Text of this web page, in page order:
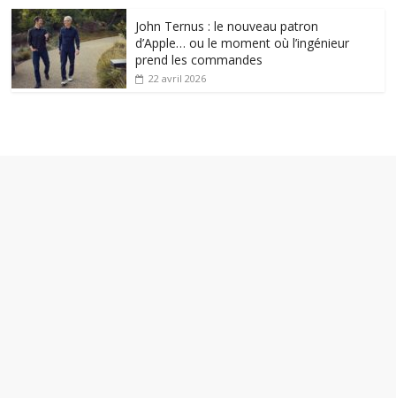
John Ternus : le nouveau patron
d’Apple… ou le moment où l’ingénieur
prend les commandes
22 avril 2026